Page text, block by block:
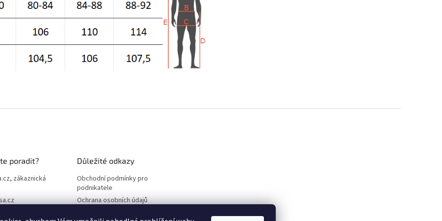
poradit?
zákaznická
Důležité odkazy
Obchodní podmínky pro
podnikatele
Ochrana osobních údajů